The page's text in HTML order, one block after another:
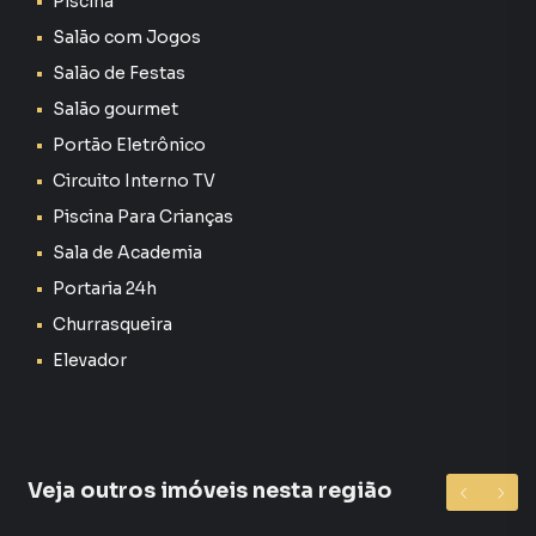
Berço
Poltrona
Cadeiras
Infraestrutura do Condomínio La Vista Guadalajara:
O condomínio oferece lazer completo e segurança 24
horas, incluindo:
Piscina adulto e infantil
Salão de festas
Salão com Jogos
Salão de Festas
Salão gourmet
Portão Eletrônico
Circuito Interno TV
Piscina Para Crianças
Sala de Academia
Portaria 24h
Churrasqueira
Elevador
Veja outros imóveis nesta região